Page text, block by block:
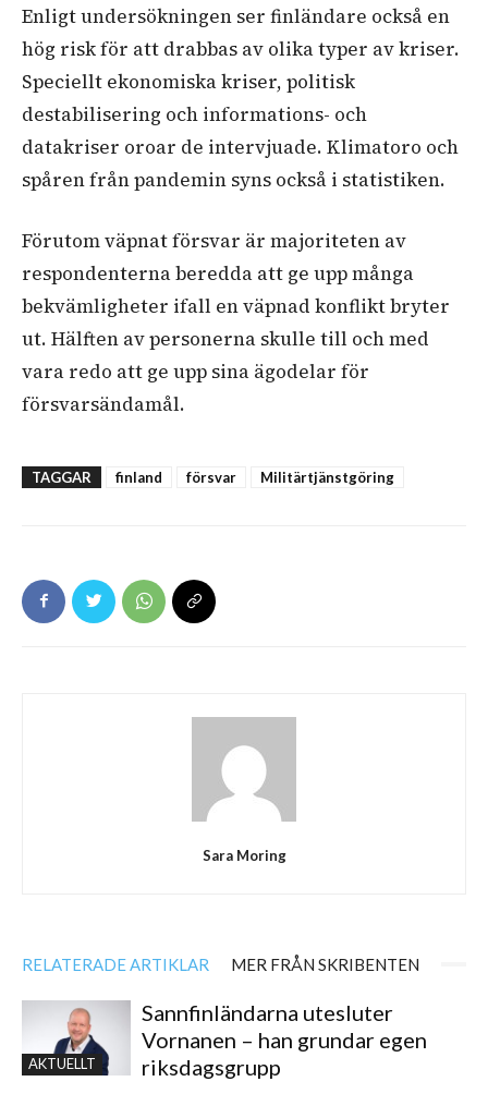
Enligt undersökningen ser finländare också en
hög risk för att drabbas av olika typer av kriser.
Speciellt ekonomiska kriser, politisk
destabilisering och informations- och
datakriser oroar de intervjuade. Klimatoro och
spåren från pandemin syns också i statistiken.
Förutom väpnat försvar är majoriteten av
respondenterna beredda att ge upp många
bekvämligheter ifall en väpnad konflikt bryter
ut. Hälften av personerna skulle till och med
vara redo att ge upp sina ägodelar för
försvarsändamål.
TAGGAR finland försvar Militärtjänstgöring
Sara Moring
RELATERADE ARTIKLAR MER FRÅN SKRIBENTEN
AKTUELLT
Sannfinländarna utesluter
Vornanen – han grundar egen
riksdagsgrupp